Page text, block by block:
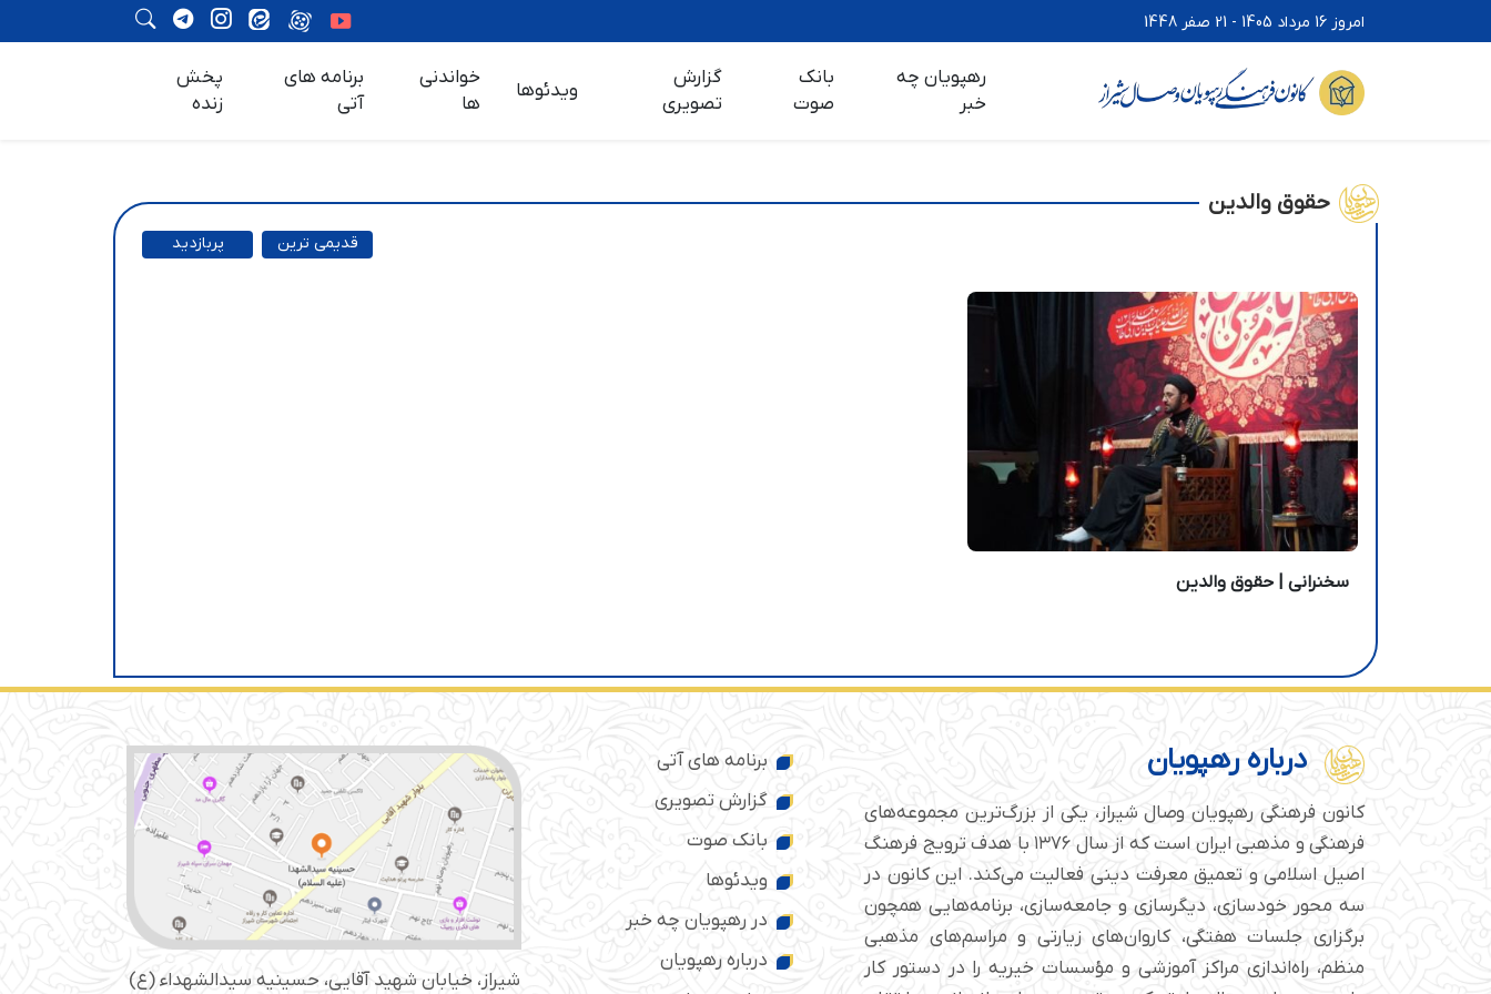
امروز 16 مرداد 1405 - 21 صفر 1448
رهپویان چه
خبر
بانک
صوت
گزارش
تصویری
ویدئوها
خواندنی
ها
برنامه های
آتی
پخش
زنده
حقوق والدین
پربازدید
قدیمی ترین
سخنرانی | حقوق والدین
درباره رهپویان
کانون فرهنگی رهپویان وصال شیراز، یکی از بزرگ‌ترین مجموعه‌های
فرهنگی و مذهبی ایران است که از سال ۱۳۷۶ با هدف ترویج فرهنگ
اصیل اسلامی و تعمیق معرفت دینی فعالیت می‌کند. این کانون در
سه محور خودسازی، دیگرسازی و جامعه‌سازی، برنامه‌هایی همچون
برگزاری جلسات هفتگی، کاروان‌های زیارتی و مراسم‌های مذهبی
منظم، راه‌اندازی مراکز آموزشی و مؤسسات خیریه را در دستور کار
برنامه های آتی
گزارش تصویری
بانک صوت
ویدئوها
در رهپویان چه خبر
درباره رهپویان
شیراز، خیابان شهید آقایی، حسینیه سید‌الشهداء (ع)